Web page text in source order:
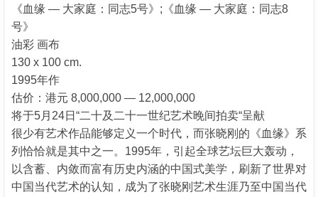
《血缘 — 大家庭：同志5号》;《血缘 — 大家庭：同志8
号》
油彩 画布
130 x 100 cm.
1995年作
估价：港元 8,000,000 — 12,000,000
将于5月24日“二十及二十一世纪艺术晚间拍卖“呈献
很少有艺术作品能够定义一个时代，而张晓刚的《血缘》系
列恰恰就是其中之一。1995年，引起全球艺坛巨大轰动，
以含蓄、内敛而富有历史内涵的中国式美学，刷新了世界对
中国当代艺术的认知，成为了张晓刚艺术生涯乃至中国当代